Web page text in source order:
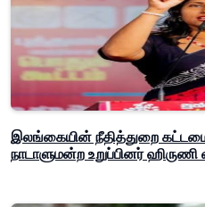
இலங்கையின் நீதித்துறை
நாடாளுமன்ற உறுப்பினர் ஹிருணி